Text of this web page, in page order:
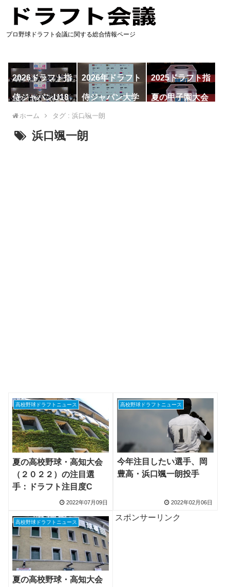
プロ野球ドラフト会議に関する総合情報ページ
2026ドラフト指
名予想
2026年ドラフト
候補
2025ドラフト指
名一覧
侍ジャパンU18
代表
侍ジャパン大学
代表
夏の甲子園大会
ホーム タグ : 浜口颯一朗
浜口颯一朗
高校野球ドラフトニュース
夏の高校野球・高知大会
（２０２２）の注目選
手：ドラフト注目度C
2022年07月09日
高校野球ドラフトニュース
今年注目したい選手、岡
豊高・浜口颯一朗投手
2022年02月06日
高校野球ドラフトニュース
夏の高校野球・高知大会
スポンサーリンク